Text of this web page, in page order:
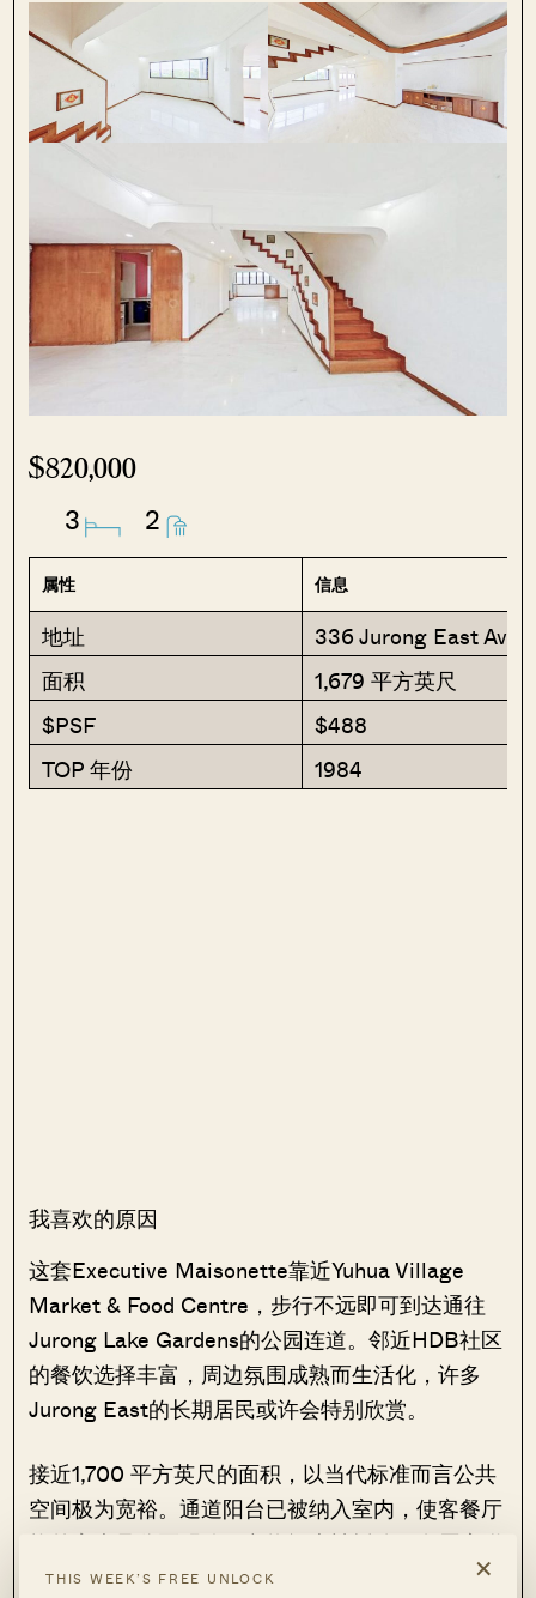
×
THIS WEEK’S FREE UNLOCK
$820,000
3 2
属性 信息
地址
336 Jurong East
面积
1,679 平方英尺
$PSF
$488
TOP 年份
1984
我喜欢的原因
这套Executive Maisonette靠近Yuhua Village
Market & Food Centre，步行不远即可到达通往
Jurong Lake Gardens的公园连道。邻近HDB社区
的餐饮选择丰富，周边氛围成熟而生活化，许多
Jurong East的长期居民或许会特别欣赏。
接近1,700 平方英尺的面积，以当代标准而言公共
空间极为宽裕。通道阳台已被纳入室内，使客餐厅
格外宽大且分区明确。杂物间也被拆除，在厨房附
近形成一处灵活的过渡空间，可作为书房、阅读角